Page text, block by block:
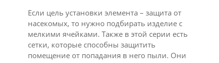
Если цель установки элемента – защита от
насекомых, то нужно подбирать изделие с
мелкими ячейками. Также в этой серии есть
сетки, которые способны защитить
помещение от попадания в него пыли. Они